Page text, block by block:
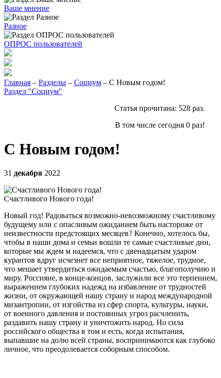
Ваше мнение
Разное
ОПРОС пользователей
Главная – Разделы – Социум – С Новым годом!
Раздел "Социум"
Статья прочитана: 528 раз.
В том числе сегодня 0 раз!
С Новым годом!
31 декабря 2022
Счастливого Нового года!
Новый год! Радоваться возможно-невозможному счастливому
будущему или с опасливым ожиданием быть настороже от
неизвестности предстоящих месяцев? Конечно, хотелось бы,
чтобы в наши дома и семьи вошли те самые счастливые дни,
которые мы ждем м надеемся, что с двенадцатым ударом
курантов вдруг исчезнет все неприятное, тяжелое, трудное,
что мешает утвердиться ожидаемым счастью, благополучию и
миру. Россияне, в конце-концов, заслужили все это терпением,
выражением глубоких надежд на избавление от трудностей
жизни, от окружающей нашу страну и народ международной
мизантропии, от изгойства из сфер спорта, культуры, науки,
от военного давления и постоянных угроз расчленить,
раздавить нашу страну и уничтожить народ. Но сила
российского общества в том и есть, когда испытания,
выпавшие на долю всей страны, воспринимаются как глубоко
личное, что преодолевается соборным способом.